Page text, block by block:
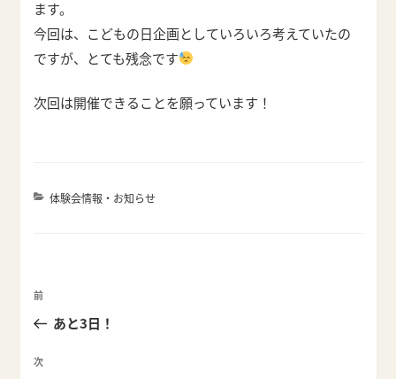
ます。
今回は、こどもの日企画としていろいろ考えていたの
ですが、とても残念です
次回は開催できることを願っています！
カ
体験会情報・お知らせ
投
稿
ナ
ビ
前
の
稿
前
あと3日！
次
次